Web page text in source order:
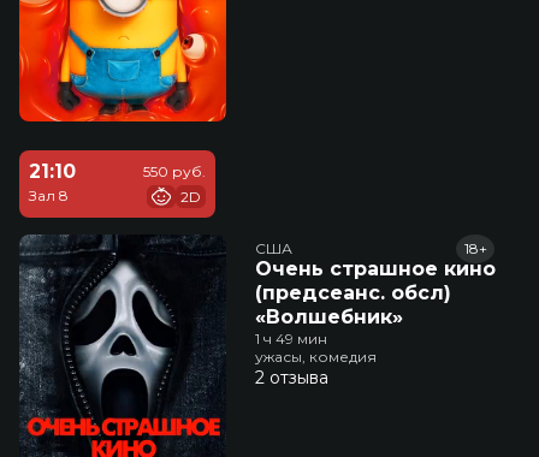
21:10
Зал 8
550 руб.
2D
США
Очень страшное кино
(предсеанс. обсл)
«Волшебник»
18+
1 ч 49 мин
ужасы, комедия
2 отзыва